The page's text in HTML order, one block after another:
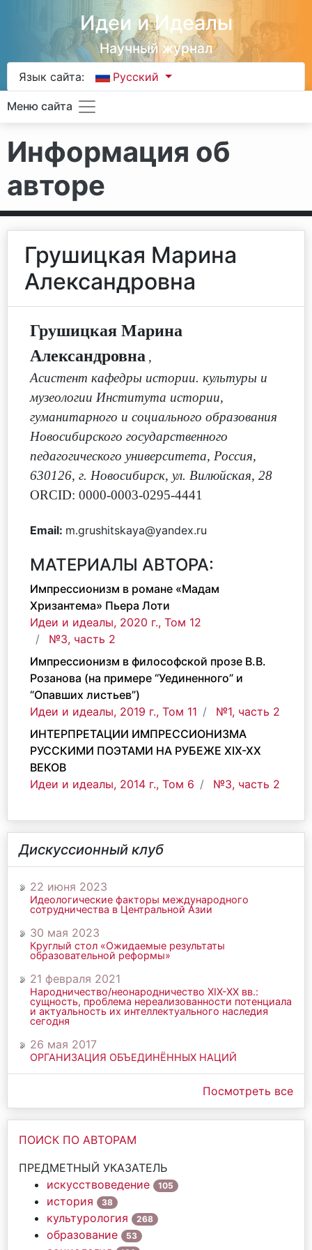
Идеи и Идеалы
Научный журнал
Язык сайта: Русский
Меню сайта
Информация об
авторе
Грушицкая Марина
Александровна
Грушицкая Марина
Александровна ,
Асистент кафедры истории. культуры и
музеологии Института истории,
гуманитарного и социального образования
Новосибирского государственного
педагогического университета, Россия,
630126, г. Новосибирск, ул. Вилюйская, 28
ORCID: 0000-0003-0295-4441
Email: m.grushitskaya@yandex.ru
МАТЕРИАЛЫ АВТОРА:
Импрессионизм в романе «Мадам
Хризантема» Пьера Лоти
Идеи и идеалы, 2020 г., Том 12
№3, часть 2
Импрессионизм в философской прозе В.В.
Розанова (на примере “Уединенного” и
“Опавших листьев”)
Идеи и идеалы, 2019 г., Том 11
№1, часть 2
ИНТЕРПРЕТАЦИИ ИМПРЕССИОНИЗМА
РУССКИМИ ПОЭТАМИ НА РУБЕЖЕ XIX-XX
ВЕКОВ
Идеи и идеалы, 2014 г., Том 6
№3, часть 2
Дискуссионный клуб
22 июня 2023
Идеологические факторы международного
сотрудничества в Центральной Азии
30 мая 2023
Круглый стол «Ожидаемые результаты
образовательной реформы»
21 февраля 2021
Народничество/неонародничество ХIХ-ХХ вв.:
сущность, проблема нереализованности потенциала
и актуальность их интеллектуального наследия
сегодня
26 мая 2017
ОРГАНИЗАЦИЯ ОБЪЕДИНЁННЫХ НАЦИЙ
Посмотреть все
ПОИСК ПО АВТОРАМ
ПРЕДМЕТНЫЙ УКАЗАТЕЛЬ
искусствоведение
105
история 38
культурология 268
образование 53